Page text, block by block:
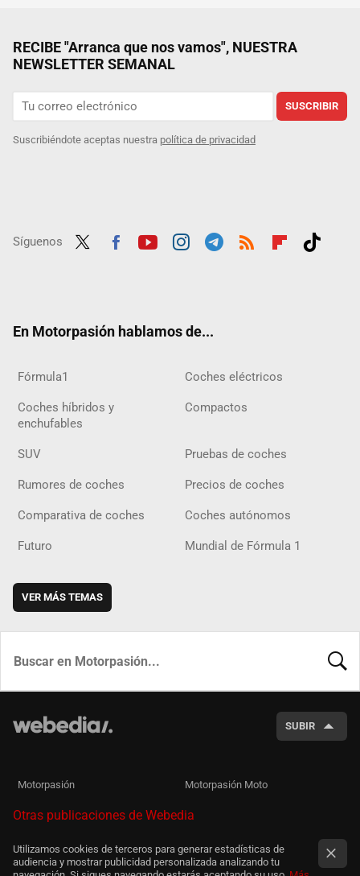
RECIBE "Arranca que nos vamos", NUESTRA
NEWSLETTER SEMANAL
SUSCRIBIR
Suscribiéndote aceptas nuestra política de privacidad
Síguenos
En Motorpasión hablamos de...
Fórmula1 Coches eléctricos
Coches híbridos y
enchufables
Compactos
SUV Pruebas de coches
Rumores de coches Precios de coches
Comparativa de coches Coches autónomos
Futuro Mundial de Fórmula 1
VER MÁS TEMAS
SUBIR
Motorpasión Motorpasión Moto
Otras publicaciones de Webedia
Utilizamos cookies de terceros para generar estadísticas de
audiencia y mostrar publicidad personalizada analizando tu